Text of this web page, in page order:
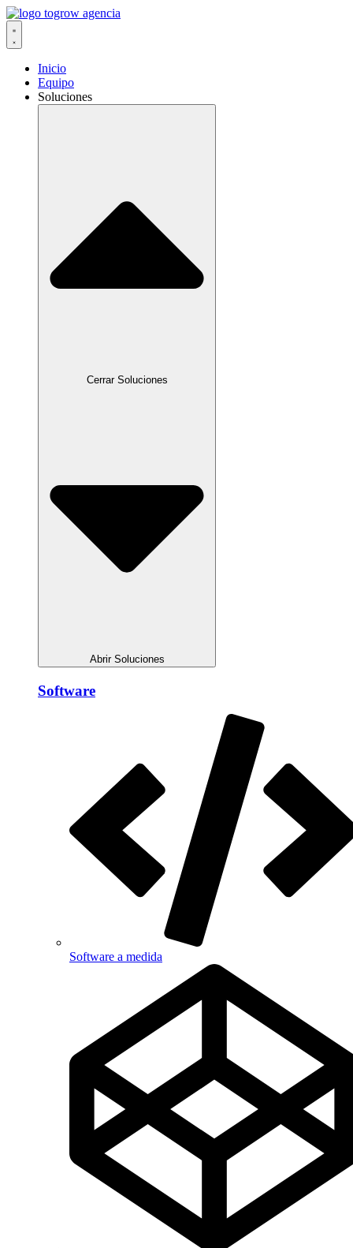
Ir
al
contenido
Inicio
Equipo
Soluciones
Cerrar Soluciones
Abrir Soluciones
Software
Software a medida